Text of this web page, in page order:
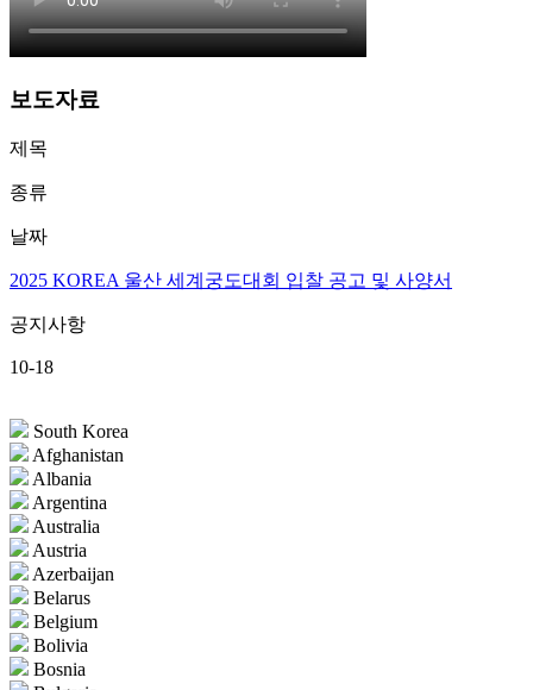
보도자료
제목
종류
날짜
2025 KOREA 울산 세계궁도대회 입찰 공고 및 사양서
공지사항
10-18
South Korea
Afghanistan
Albania
Argentina
Australia
Austria
Azerbaijan
Belarus
Belgium
Bolivia
Bosnia